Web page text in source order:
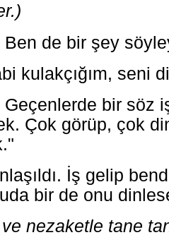
Ben de bir şey
kulakçığım, seni
Geçenlerde bir söz
Çok görüp, çok
İş gelip
bir de onu
nezaketle tane